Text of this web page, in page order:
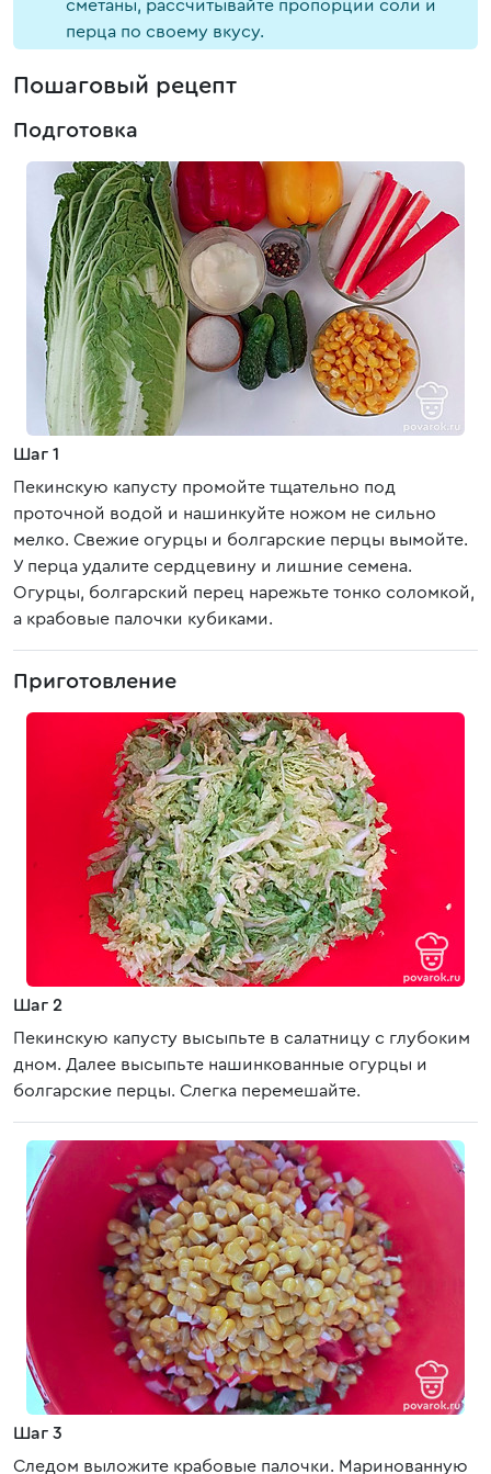
сметаны, рассчитывайте пропорции соли и
перца по своему вкусу.
Пошаговый рецепт
Подготовка
Шаг 1
Пекинскую капусту промойте тщательно под
проточной водой и нашинкуйте ножом не сильно
мелко. Свежие огурцы и болгарские перцы вымойте.
У перца удалите сердцевину и лишние семена.
Огурцы, болгарский перец нарежьте тонко соломкой,
а крабовые палочки кубиками.
Приготовление
Шаг 2
Пекинскую капусту высыпьте в салатницу с глубоким
дном. Далее высыпьте нашинкованные огурцы и
болгарские перцы. Слегка перемешайте.
Шаг 3
Следом выложите крабовые палочки. Маринованную